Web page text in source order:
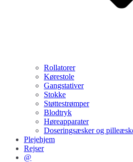
Rollatorer
Kørestole
Gangstativer
Stokke
Støttestrømper
Blodtryk
Høreapparater
Doseringsæsker og
Plejehjem
Rejser
@